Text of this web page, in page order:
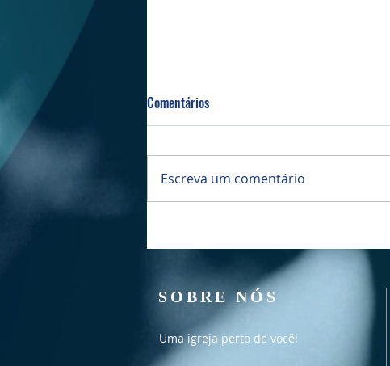
Bazar da PIBI
Comentários
Escreva um comentário
SOBRE NÓS
Uma igreja perto de você!